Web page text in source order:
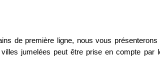
de première ligne, nous vous
jumelées peut être prise en compte par